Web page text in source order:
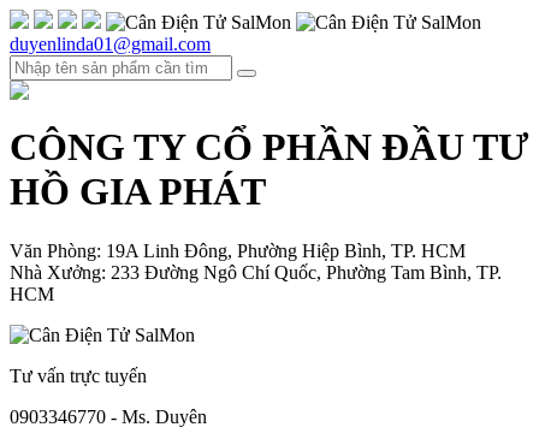
duyenlinda01@gmail.com
CÔNG TY CỔ PHẦN ĐẦU TƯ
HỒ GIA PHÁT
Văn Phòng: 19A Linh Đông, Phường Hiệp Bình, TP. HCM
Nhà Xưởng: 233 Đường Ngô Chí Quốc, Phường Tam Bình, TP.
HCM
Tư vấn trực tuyến
0903346770 - Ms. Duyên